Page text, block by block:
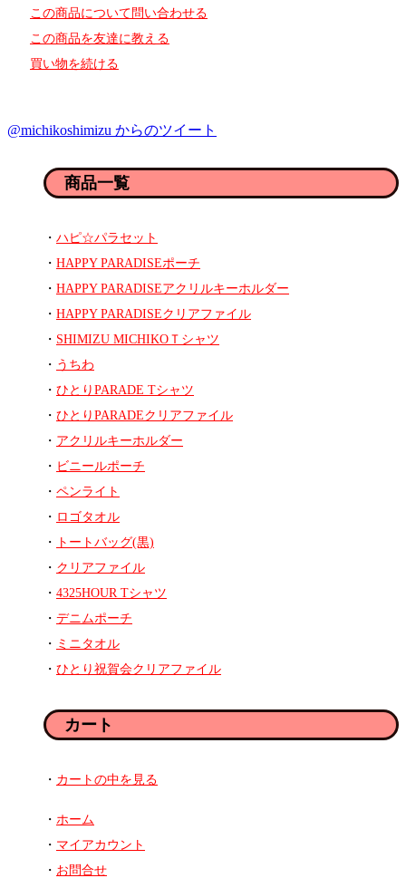
この商品について問い合わせる
この商品を友達に教える
買い物を続ける
@michikoshimizu からのツイート
商品一覧
ハピ☆パラセット
HAPPY PARADISEポーチ
HAPPY PARADISEアクリルキーホルダー
HAPPY PARADISEクリアファイル
SHIMIZU MICHIKOＴシャツ
うちわ
ひとりPARADE Tシャツ
ひとりPARADEクリアファイル
アクリルキーホルダー
ビニールポーチ
ペンライト
ロゴタオル
トートバッグ(黒)
クリアファイル
4325HOUR Tシャツ
デニムポーチ
ミニタオル
ひとり祝賀会クリアファイル
カート
カートの中を見る
ホーム
マイアカウント
お問合せ